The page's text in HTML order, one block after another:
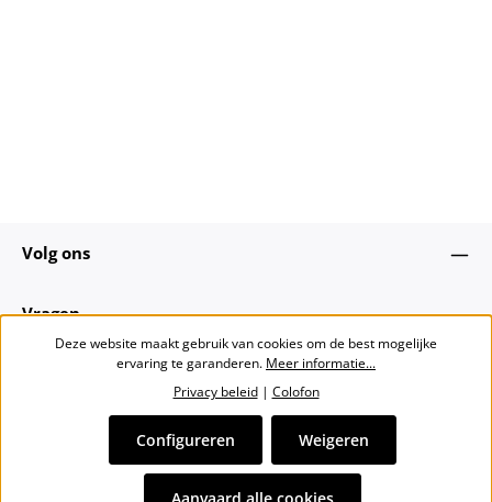
Volg ons
Vragen
Alle prijzen incl. btw plusverzendkosten
Deze website maakt gebruik van cookies om de best mogelijke
ervaring te garanderen. Meer informatie...
Privacy beleid| Colofon
Weigeren
Configureren